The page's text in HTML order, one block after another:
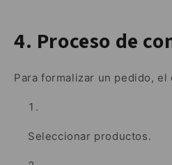
4. Proceso de
Para formalizar un pedido, el
Seleccionar productos.